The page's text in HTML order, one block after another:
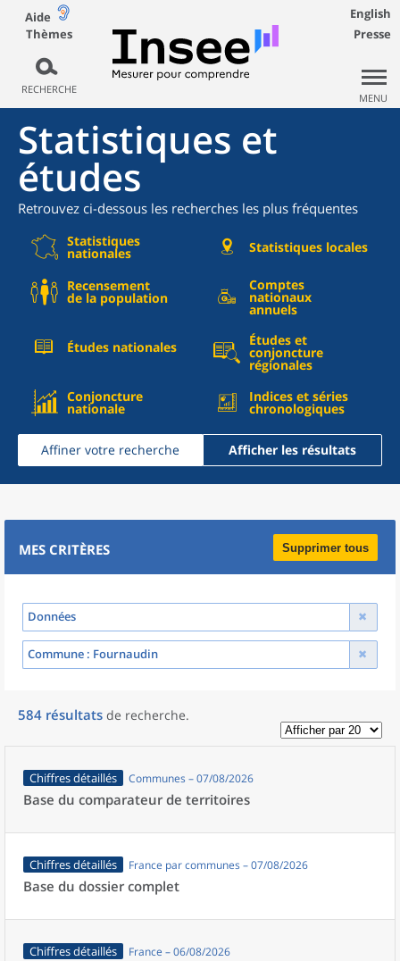
Aide
Thèmes
RECHERCHE
English
Presse
MENU
Statistiques et
études
Retrouvez ci-dessous les recherches les plus fréquentes
Statistiques
nationales Statistiques locales
Recensement
de la population
Comptes
nationaux
annuels
Études nationales Études et
conjoncture
régionales
Conjoncture
nationale
Indices et séries
chronologiques
Affiner votre recherche Afficher les résultats
MES CRITÈRES Supprimer tous
Données
Commune : Fournaudin
584 résultats de recherche.
Chiffres détaillés Communes – 07/08/2026
Base du comparateur de territoires
Chiffres détaillés France par communes – 07/08/2026
Base du dossier complet
Chiffres détaillés France – 06/08/2026